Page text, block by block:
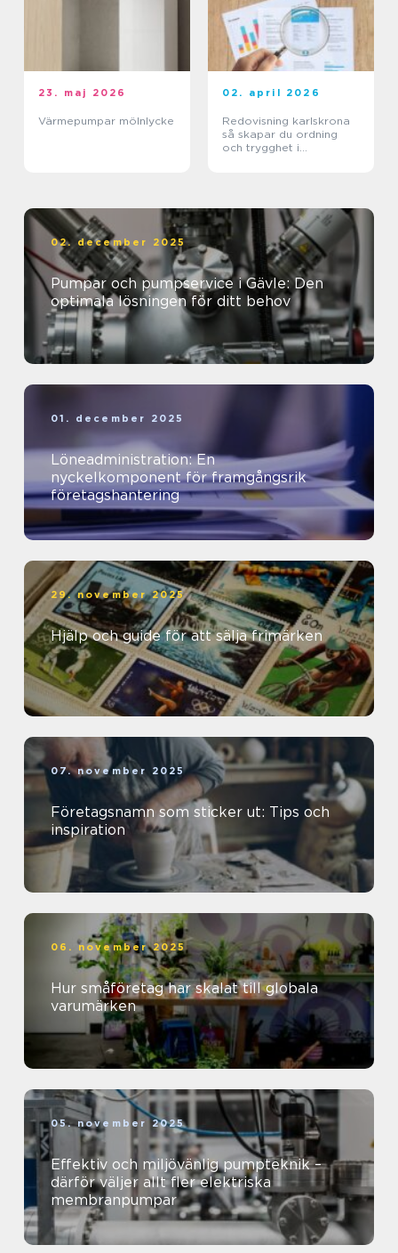
23. maj 2026
Värmepumpar mölnlycke
02. april 2026
Redovisning karlskrona
så skapar du ordning
och trygghet i
02. december 2025
Pumpar och pumpservice i Gävle: Den
optimala lösningen för ditt behov
01. december 2025
Löneadministration: En
nyckelkomponent för framgångsrik
företagshantering
29. november 2025
Hjälp och guide för att sälja frimärken
07. november 2025
Företagsnamn som sticker ut: Tips och
inspiration
06. november 2025
Hur småföretag har skalat till globala
varumärken
05. november 2025
Effektiv och miljövänlig pumpteknik –
därför väljer allt fler elektriska
membranpumpar